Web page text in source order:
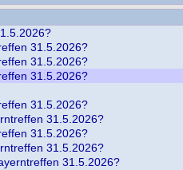
31.5.2026?
31.5.2026?
31.5.2026?
31.5.2026?
31.5.2026?
31.5.2026?
31.5.2026?
31.5.2026?